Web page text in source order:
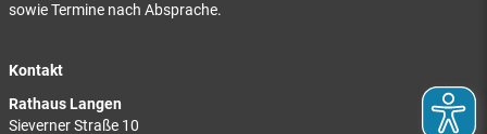
sowie Termine nach Absprache.
Kontakt
Rathaus Langen
Sieverner Straße 10